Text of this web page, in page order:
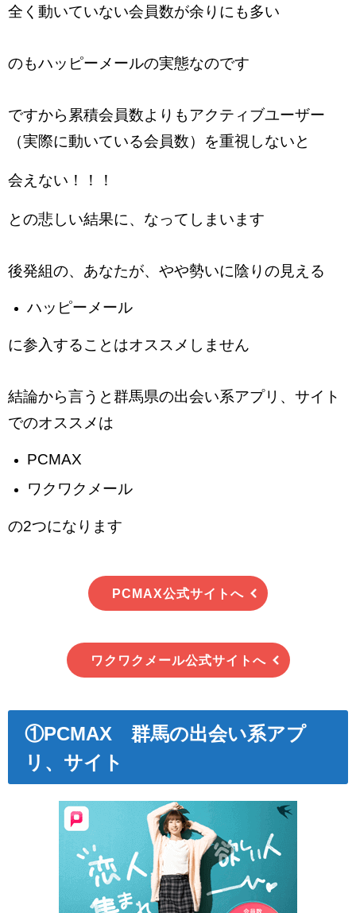
全く動いていない会員数が余りにも多い
のもハッピーメールの実態なのです
ですから累積会員数よりもアクティブユーザー
（実際に動いている会員数）を重視しないと
会えない！！！
との悲しい結果に、なってしまいます
後発組の、あなたが、やや勢いに陰りの見える
ハッピーメール
に参入することはオススメしません
結論から言うと群馬県の出会い系アプリ、サイト
でのオススメは
PCMAX
ワクワクメール
の2つになります
PCMAX公式サイトへ
ワクワクメール公式サイトへ
①PCMAX 群馬の出会い系アプ
リ、サイト